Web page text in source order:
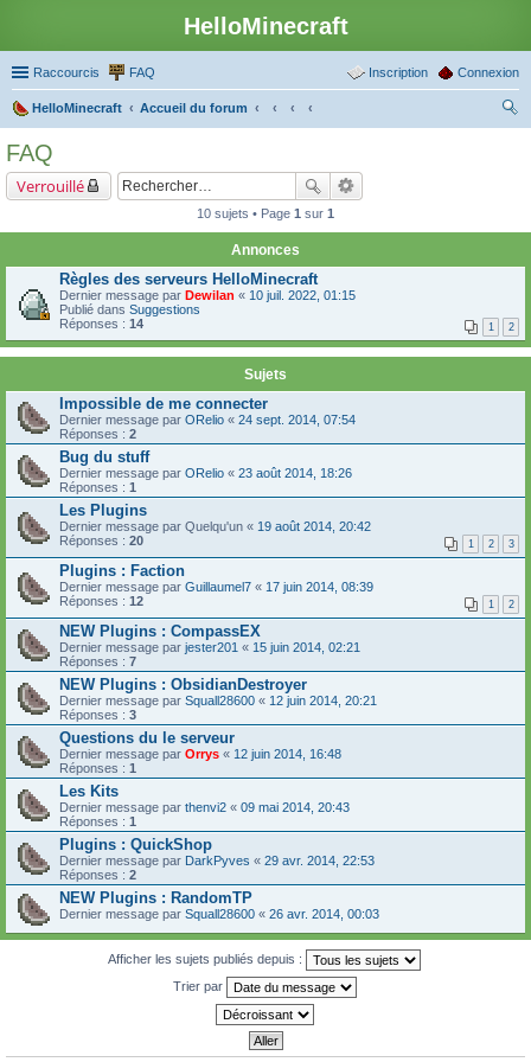
HelloMinecraft
Raccourcis FAQ Connexion
Inscription
HelloMinecraft
Accueil du forum
FAQ
Verrouillé
10 sujets • Page 1 sur 1
Annonces
Règles des serveurs HelloMinecraft
Dernier message par Dewilan « 10 juil. 2022, 01:15
Publié dans Suggestions
Réponses : 14 1 2
Sujets
Impossible de me connecter
Dernier message par ORelio « 24 sept. 2014, 07:54
Réponses : 2
Bug du stuff
Dernier message par ORelio « 23 août 2014, 18:26
Réponses : 1
Les Plugins
Dernier message par Quelqu'un « 19 août 2014, 20:42
Réponses : 20 1 2 3
Plugins : Faction
Dernier message par Guillaumel7 « 17 juin 2014, 08:39
Réponses : 12 1 2
NEW Plugins : CompassEX
Dernier message par jester201 « 15 juin 2014, 02:21
Réponses : 7
NEW Plugins : ObsidianDestroyer
Dernier message par Squall28600 « 12 juin 2014, 20:21
Réponses : 3
Questions du le serveur
Dernier message par Orrys « 12 juin 2014, 16:48
Réponses : 1
Les Kits
Dernier message par thenvi2 « 09 mai 2014, 20:43
Réponses : 1
Plugins : QuickShop
Dernier message par DarkPyves « 29 avr. 2014, 22:53
Réponses : 2
NEW Plugins : RandomTP
Dernier message par Squall28600 « 26 avr. 2014, 00:03
Afficher les sujets publiés depuis :
Trier par